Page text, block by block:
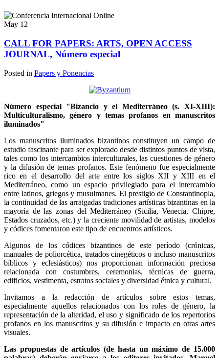
May 12
CALL FOR PAPERS: ARTS, OPEN ACCESS
JOURNAL, Número especial
Posted in Papers y Ponencias
Número especial "Bizancio y el Mediterráneo (s. XI-XIII):
Multiculturalismo, género y temas profanos en manuscritos
iluminados"
Los manuscritos iluminados bizantinos constituyen un campo de
estudio fascinante para ser explorado desde distintos puntos de vista,
tales como los intercambios interculturales, las cuestiones de género
y la difusión de temas profanos. Este fenómeno fue especialmente
rico en el desarrollo del arte entre los siglos XII y XIII en el
Mediterráneo, como un espacio privilegiado para el intercambio
entre latinos, griegos y musulmanes. El prestigio de Constantinopla,
la continuidad de las arraigadas tradiciones artísticas bizantinas en la
mayoría de las zonas del Mediterráneo (Sicilia, Venecia, Chipre,
Estados cruzados, etc.) y la creciente movilidad de artistas, modelos
y códices fomentaron este tipo de encuentros artísticos.
Algunos de los códices bizantinos de este período (crónicas,
manuales de poliorcética, tratados cinegéticos o incluso manuscritos
bíblicos y eclesiásticos) nos proporcionan información preciosa
relacionada con costumbres, ceremonias, técnicas de guerra,
edificios, vestimenta, estratos sociales y diversidad étnica y cultural.
Invitamos a la redacción de artículos sobre estos temas,
especialmente aquellos relacionados con los roles de género, la
representación de la alteridad, el uso y significado de los repertorios
profanos en los manuscritos y su difusión e impacto en otras artes
visuales.
Las propuestas de artículos (de hasta un máximo de 15.000